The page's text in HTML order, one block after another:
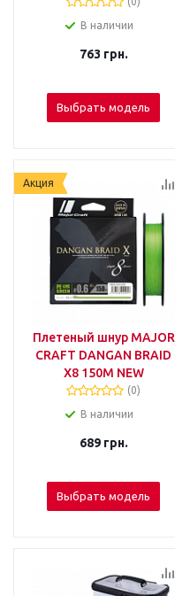
В наличии
763 грн.
Выбрать модель
Акция
Плетеный шнур MAJOR
CRAFT DANGAN BRAID
X8 150М NEW
(0)
В наличии
689грн.
Выбрать модель